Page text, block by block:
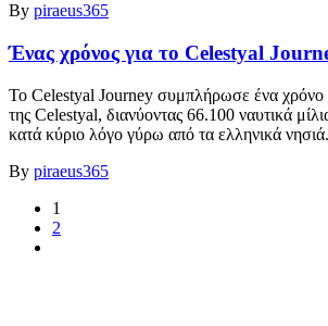
By piraeus365
Ένας χρόνος για το Celestyal
Το Celestyal Journey συμπλήρωσε ένα χρόνο
της Celestyal, διανύοντας 66.100 ναυτικά
κατά κύριο λόγο γύρω από τα ελληνικά
By piraeus365
1
2